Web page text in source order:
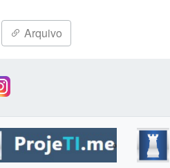
Arquivo